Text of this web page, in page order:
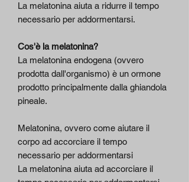
La melatonina aiuta a ridurre il tempo
necessario per addormentarsi.
Cos'è la melatonina?
La melatonina endogena (ovvero
prodotta dall'organismo) è un ormone
prodotto principalmente dalla ghiandola
pineale.
Melatonina, ovvero come aiutare il
corpo ad accorciare il tempo
necessario per addormentarsi
La melatonina aiuta ad accorciare il